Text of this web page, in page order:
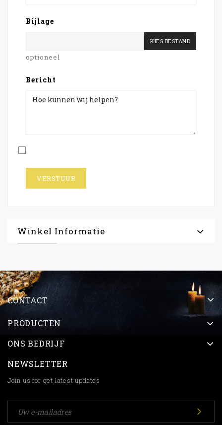
Bijlage
KIES BESTAND
optioneel
Bericht
Winkel Informatie
CONTACT
PRODUCTEN
ONS BEDRIJF
NEWSLETTER
Join us for get latest updates